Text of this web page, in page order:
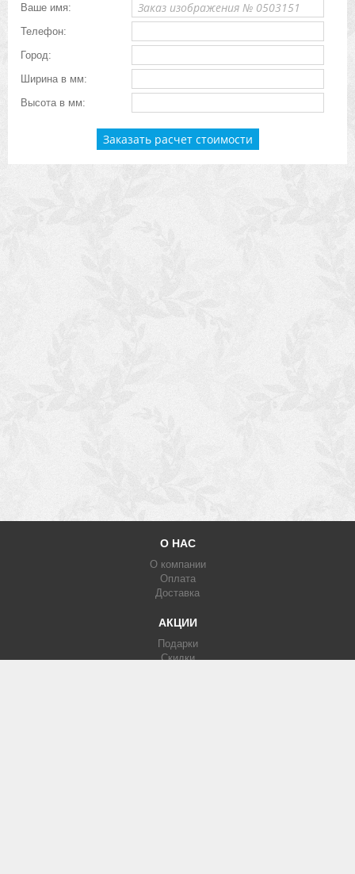
Ваше имя:
Телефон:
Город:
Ширина в мм:
Высота в мм:
О НАС
О компании
Оплата
Доставка
АКЦИИ
Подарки
Скидки